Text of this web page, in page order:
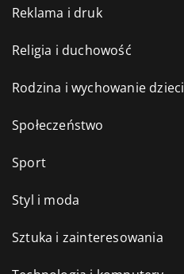
Reklama i druk
Religia i duchowość
Rodzina i wychowanie dzieci
Społeczeństwo
Sport
Styl i moda
Sztuka i zainteresowania